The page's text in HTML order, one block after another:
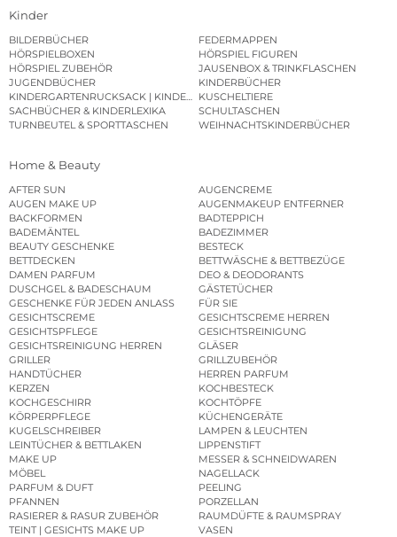
Kinder
BILDERBÜCHER
FEDERMAPPEN
HÖRSPIELBOXEN
HÖRSPIEL FIGUREN
HÖRSPIEL ZUBEHÖR
JAUSENBOX & TRINKFLASCHEN
JUGENDBÜCHER
KINDERBÜCHER
KINDERGARTENRUCKSACK | KINDERGARTENBEUTEL
KUSCHELTIERE
SACHBÜCHER & KINDERLEXIKA
SCHULTASCHEN
TURNBEUTEL & SPORTTASCHEN
WEIHNACHTSKINDERBÜCHER
Home & Beauty
AFTER SUN
AUGENCREME
AUGEN MAKE UP
AUGENMAKEUP ENTFERNER
BACKFORMEN
BADTEPPICH
BADEMÄNTEL
BADEZIMMER
BEAUTY GESCHENKE
BESTECK
BETTDECKEN
BETTWÄSCHE & BETTBEZÜGE
DAMEN PARFUM
DEO & DEODORANTS
DUSCHGEL & BADESCHAUM
GÄSTETÜCHER
GESCHENKE FÜR JEDEN ANLASS
FÜR SIE
GESICHTSCREME
GESICHTSCREME HERREN
GESICHTSPFLEGE
GESICHTSREINIGUNG
GESICHTSREINIGUNG HERREN
GLÄSER
GRILLER
GRILLZUBEHÖR
HANDTÜCHER
HERREN PARFUM
KERZEN
KOCHBESTECK
KOCHGESCHIRR
KOCHTÖPFE
KÖRPERPFLEGE
KÜCHENGERÄTE
KUGELSCHREIBER
LAMPEN & LEUCHTEN
LEINTÜCHER & BETTLAKEN
LIPPENSTIFT
MAKE UP
MESSER & SCHNEIDWAREN
MÖBEL
NAGELLACK
PARFUM & DUFT
PEELING
PFANNEN
PORZELLAN
RASIERER & RASUR ZUBEHÖR
RAUMDÜFTE & RAUMSPRAY
TEINT | GESICHTS MAKE UP
VASEN